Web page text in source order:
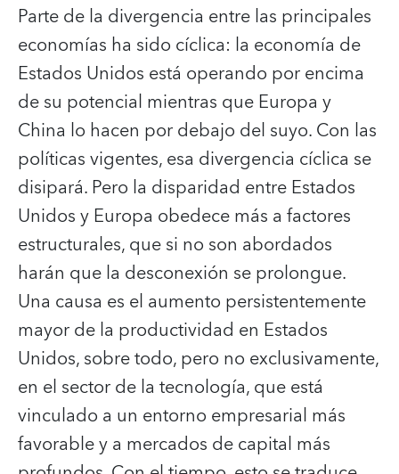
Parte de la divergencia entre las principales
economías ha sido cíclica: la economía de
Estados Unidos está operando por encima
de su potencial mientras que Europa y
China lo hacen por debajo del suyo. Con las
políticas vigentes, esa divergencia cíclica se
disipará. Pero la disparidad entre Estados
Unidos y Europa obedece más a factores
estructurales, que si no son abordados
harán que la desconexión se prolongue.
Una causa es el aumento persistentemente
mayor de la productividad en Estados
Unidos, sobre todo, pero no exclusivamente,
en el sector de la tecnología, que está
vinculado a un entorno empresarial más
favorable y a mercados de capital más